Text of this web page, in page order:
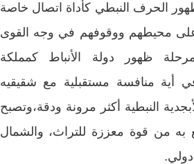
الحرف النبطي كأداة اتصال خاصة
محيطهم ووقوفهم في وجه القوى
ظهور دولة الأنباط كمملكة
أية منافسة مستقبلية مع شقيقيه
النبطية أكثر مرونة ودقة،وتصبح
به من قوة معززة للتراث، والشمال